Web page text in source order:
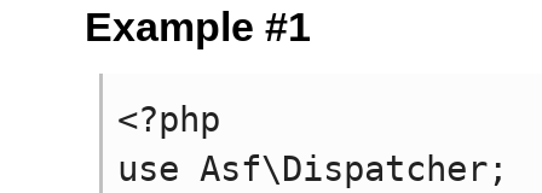
Example #1
<?php
use Asf\Dispatcher;